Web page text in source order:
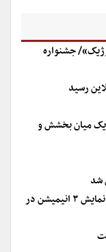
جشنواره
رسید
میان بخشش و
شد
«خانواده خلج» به اکران آنلاین رسید/ نمایش ۳ انیمیشن در